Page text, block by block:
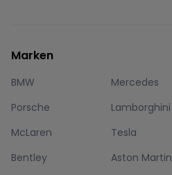
Marken
BMW Mercedes
Porsche
Lamborghini
McLaren
Tesla
Bentley
Aston Martin